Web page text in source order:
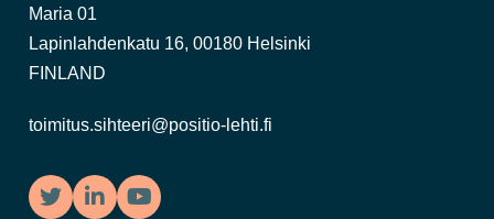
Maria 01
Lapinlahdenkatu 16, 00180 Helsinki
FINLAND
toimitus.sihteeri@positio-lehti.fi
TwitterLinkedInYouTube